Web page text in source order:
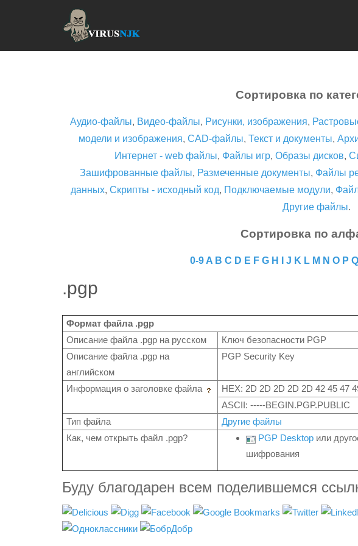
Сортировка по
Аудио-файлы, Видео-файлы, Рисунки, изображения,
модели и изображения, CAD-файлы, Текст и документы,
Интернет - web файлы, Файлы игр, Образы дисков,
Зашифрованные файлы, Размеченные документы, Файлы
данных, Скрипты - исходный код, Подключаемые модули,
Другие файлы.
Сортировка по
0-9 A B C D E F G H J K L M N O P Q
.pgp
Формат файла .pgp
Описание файла .pgp на русском
Ключ безопасности PGP
Описание файла .pgp на
английском
PGP Security Key
Информация о заголовке файла
HEX: 2D 2D 2D 2D 2D 42 45 47
ASCII: -----BEGIN.PGP.PUBLIC
Тип файла
Другие файлы
Как, чем открыть файл .pgp?
PGP Desktop или
шифрования
Буду благодарен всем поделившемся